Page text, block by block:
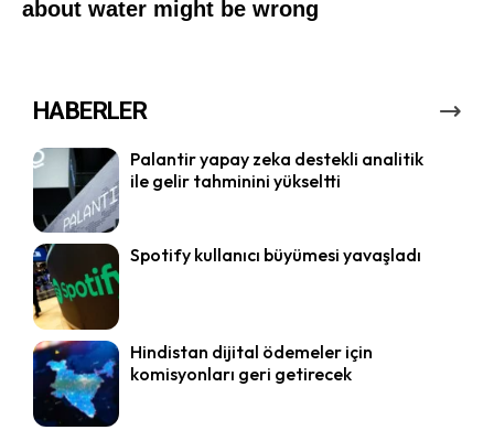
HABERLER
Palantir yapay zeka destekli analitik
ile gelir tahminini yükseltti
Spotify kullanıcı büyümesi yavaşladı
Hindistan dijital ödemeler için
komisyonları geri getirecek